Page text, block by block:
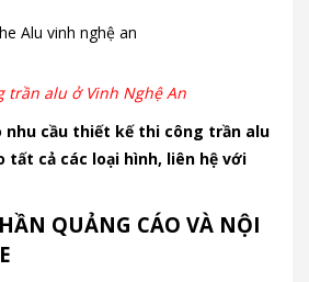
trần alu ở Vinh Nghệ An
nhu cầu thiết kế thi công trần alu
tất cả các loại hình, liên hệ với
QUẢNG CÁO VÀ NỘI